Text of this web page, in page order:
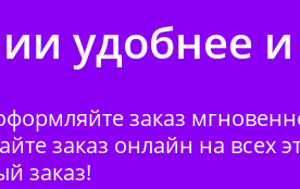
удобнее
заказ
заказ онлайн на всех
заказ!